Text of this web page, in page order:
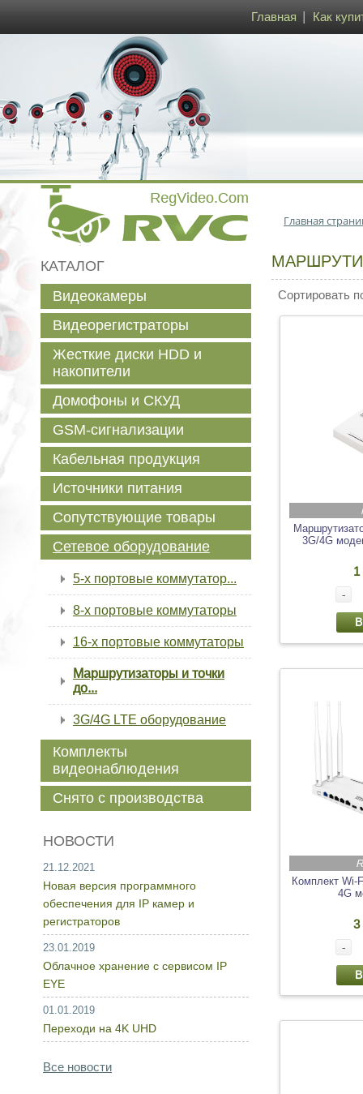
Главная Как
Главная
Сортировать
3G/4G
1
-
Комплект Wi-
4G
3
-
КАТАЛОГ
Видеокамеры
Видеорегистраторы
Жесткие диски HDD и
накопители
Домофоны и СКУД
GSM-сигнализации
Кабельная продукция
Источники питания
Сопутствующие товары
Сетевое оборудование
5-х портовые коммутатор...
8-х портовые коммутаторы
16-х портовые коммутаторы
Маршрутизаторы и точки
до...
3G/4G LTE оборудование
Комплекты
видеонаблюдения
Снято с производства
НОВОСТИ
21.12.2021
Новая версия программного
обеспечения для IP камер и
регистраторов
23.01.2019
Облачное хранение с сервисом IP
EYE
01.01.2019
Переходи на 4K UHD
Все новости